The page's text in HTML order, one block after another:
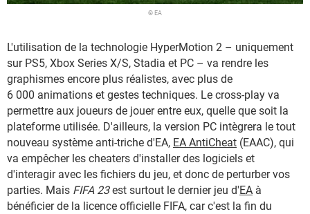
© EA
L'utilisation de la technologie HyperMotion 2 – uniquement
sur PS5, Xbox Series X/S, Stadia et PC – va rendre les
graphismes encore plus réalistes, avec plus de
6 000 animations et gestes techniques. Le cross-play va
permettre aux joueurs de jouer entre eux, quelle que soit la
plateforme utilisée. D'ailleurs, la version PC intègrera le tout
nouveau système anti-triche d'EA, EA AntiCheat (EAAC), qui
va empêcher les cheaters d'installer des logiciels et
d'interagir avec les fichiers du jeu, et donc de perturber vos
parties. Mais FIFA 23est surtout le dernier jeu d'EA à
bénéficier de la licence officielle FIFA, car c'est la fin du